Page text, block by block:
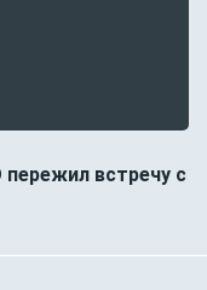
встречу с